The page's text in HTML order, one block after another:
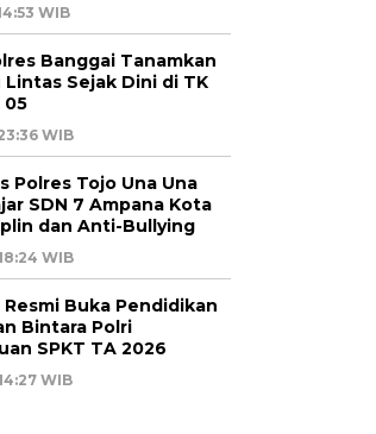
WIB
Banggai Tanamkan
Lintas Sejak Dini di TK
05
WIB
Polres Tojo Una Una
SDN 7 Ampana Kota
dan Anti-Bullying
WIB
Buka Pendidikan
Bintara Polri
SPKT TA 2026
WIB